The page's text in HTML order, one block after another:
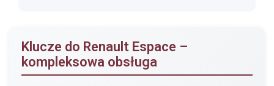
Klucze do Renault Espace –
kompleksowa obsługa